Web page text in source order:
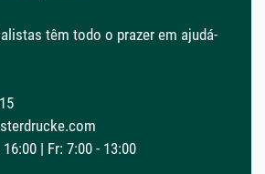
têm todo o prazer em ajudá-
| Fr: 7:00 - 13:00